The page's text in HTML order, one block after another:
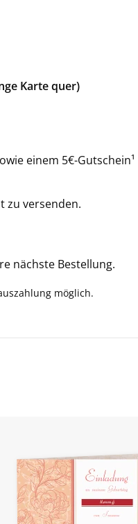
Karte quer)
einem 5€-
zu versenden.
nächste Bestellung.
möglich.